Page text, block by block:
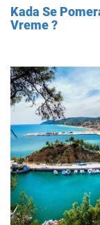
Kada Se
Vreme ?